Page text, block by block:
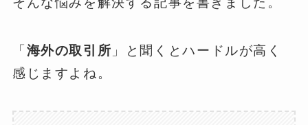
「 海外の取引所 」と聞くとハードルが高く
感じますよね。